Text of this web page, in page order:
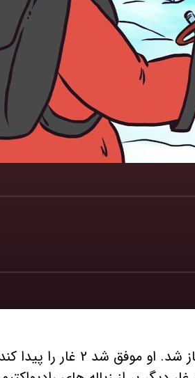
محققی در حال تحقیق در قطب جنوب بود که